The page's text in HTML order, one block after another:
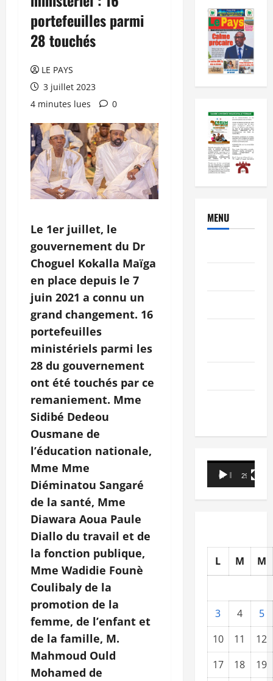
portefeuilles parmi
28 touchés
LE PAYS
3 juillet 2023
4 minutes lues
0
Le 1er juillet, le
gouvernement du Dr
Choguel Kokalla Maïga
en place depuis le 7
juin 2021 a connu un
grand changement. 16
portefeuilles
ministériels parmi les
28 du gouvernement
ont été touchés par ce
remaniement. Mme
Sidibé Dedeou
Ousmane de
l’éducation nationale,
Mme Mme
Diéminatou Sangaré
de la santé, Mme
Diawara Aoua Paule
Diallo du travail et de
la fonction publique,
Mme Wadidie Founè
Coulibaly de la
promotion de la
femme, de l’enfant et
de la famille, M.
Mahmoud Ould
Mohamed de
MENU
Lecteur
vidéo
00:00 29:21
L M M
3 4
5
10
11
12
17
18
19